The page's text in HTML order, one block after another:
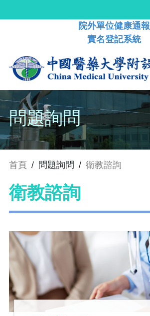
院外單位健康通報
實名登記系統
問題詢問
首頁 / 問題詢問 / 衛教諮詢
衛教諮詢